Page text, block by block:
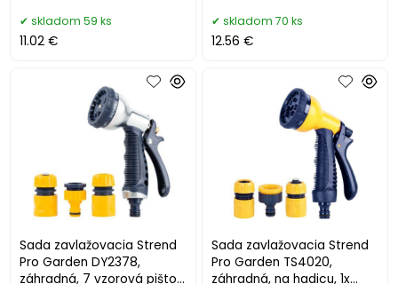
spojka 1/2",
skladom 59 ks
11.02 €
STOP spojka 1/2"
skladom 70 ks
12.56 €
Sada zavlažovacia Strend
Pro Garden DY2378,
záhradná, 7 vzorová pištoľ,
Sada zavlažovacia Strend
Pro Garden TS4020,
záhradná, na hadicu, 1x